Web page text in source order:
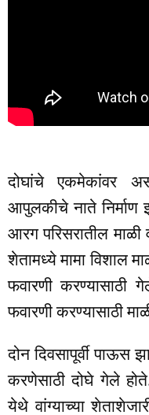
दोघांचे एकमेकांवर
आपुलकीचे नाते निर्माण
आरग परिसरातील माळी
शेतामध्ये मामा विशाल
फवारणी करण्यासाठी
फवारणी करण्यासाठी
दोन दिवसापूर्वी पाऊस
करणेसाठी दोघे गेले
येथे वांग्याच्या